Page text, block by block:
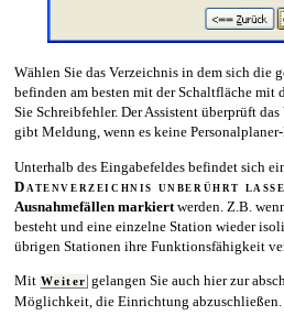
Wählen Sie das Verzeichnis in dem sich die
befinden am besten mit der Schaltfläche mit
Sie Schreibfehler. Der Assistent überprüft
gibt Meldung, wenn es keine
Unterhalb des Eingabefeldes befindet sich
Datenverzeichnis unberührt
Ausnahmefällen markiert werden. Z.B.
besteht und eine einzelne Station wieder
übrigen Stationen ihre Funktionsfähigkeit
Mit Weiter gelangen Sie auch hier zur
Möglichkeit, die Einrichtung abzuschließen.